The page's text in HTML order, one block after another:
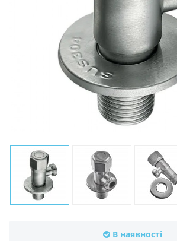
В наявності